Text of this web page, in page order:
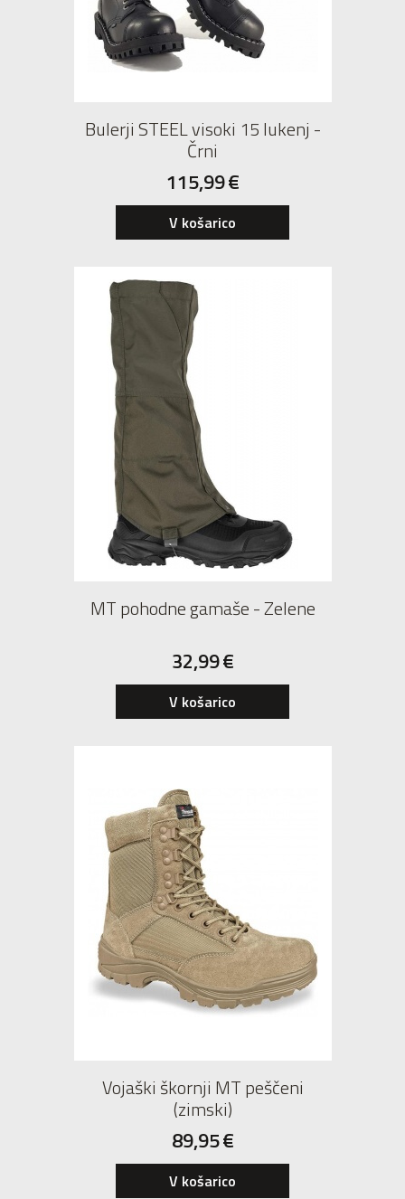
36
Bulerji STEEL visoki 15 lukenj -
Črni
115,99€
V košarico
MT pohodne gamaše - Zelene
32,99€
V košarico
38 39
Vojaški škornji MT peščeni
(zimski)
89,95€
V košarico